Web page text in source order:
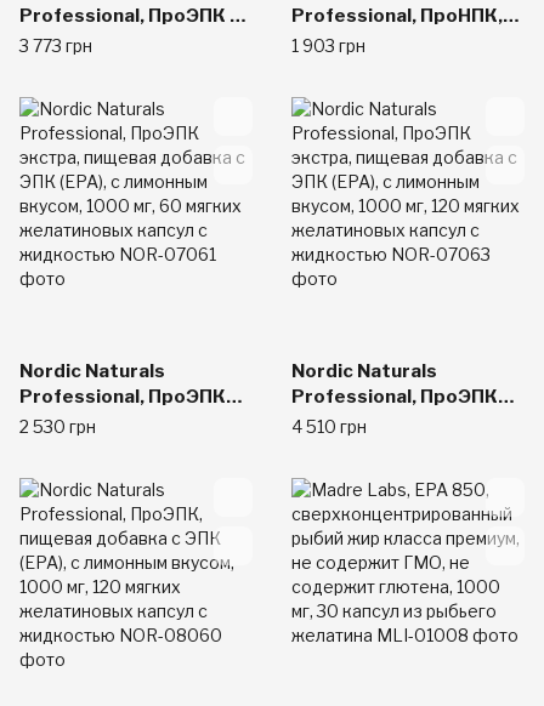
Professional, ПроЭПК с
концентрированной
ЭПК (EPA) и
концентрированной
ГЛК (GLA), с лимонным
вкусом, 1000 мг,
3 773 грн
Professional, ПроНПК,
пищевая добавка с ЭПК
вкусом, 60 мягких
желатиновых капсул с
жидкостью
1 903 грн
Nordic Naturals
Professional, ПроЭПК
экстра, пищевая
лимонным вкусом, 1000
мг, 60 мягких
желатиновых капсул с
жидкостью
2 530 грн
Nordic Naturals
Professional, ПроЭПК
экстра, пищевая
лимонным вкусом, 1000
мг, 120 мягких
желатиновых капсул с
жидкостью
4 510 грн